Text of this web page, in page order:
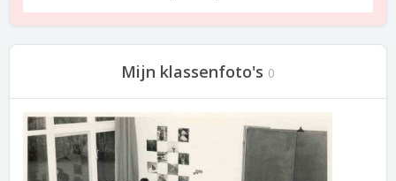
Mijn klassenfoto's 0